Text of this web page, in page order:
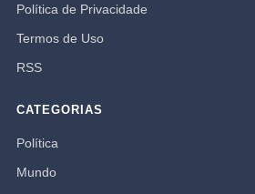
Política de Privacidade
Termos de Uso
RSS
CATEGORIAS
Política
Mundo